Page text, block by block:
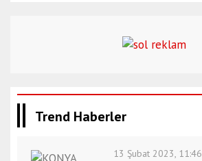
Trend Haberler
13 Şubat 2023, 11:46